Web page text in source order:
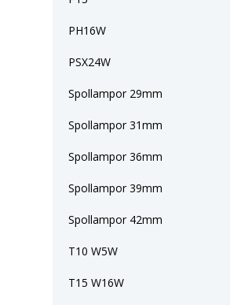
PH16W
PSX24W
Spollampor 29mm
Spollampor 31mm
Spollampor 36mm
Spollampor 39mm
Spollampor 42mm
T10 W5W
T15 W16W